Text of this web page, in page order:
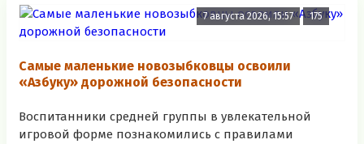
7 августа 2026, 15:57 175
Самые маленькие новозыбковцы освоили
«Азбуку» дорожной безопасности
Воспитанники средней группы в увлекательной
игровой форме познакомились с правилами